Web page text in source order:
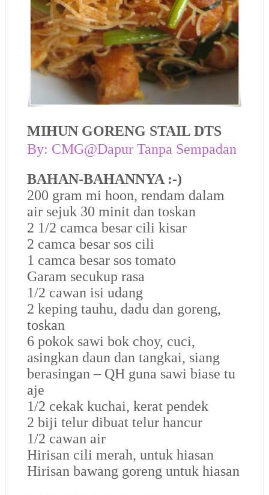
MIHUN GORENG STAIL DTS
By: CMG@Dapur Tanpa Sempadan
BAHAN-BAHANNYA :-)
200 gram mi hoon, rendam dalam
air sejuk 30 minit dan toskan
2 1/2 camca besar cili kisar
2 camca besar sos cili
1 camca besar sos tomato
Garam secukup rasa
1/2 cawan isi udang
2 keping tauhu, dadu dan goreng,
toskan
6 pokok sawi bok choy, cuci,
asingkan daun dan tangkai, siang
berasingan – QH guna sawi biase tu
aje
1/2 cekak kuchai, kerat pendek
2 biji telur dibuat telur hancur
1/2 cawan air
Hirisan cili merah, untuk hiasan
Hirisan bawang goreng untuk hiasan